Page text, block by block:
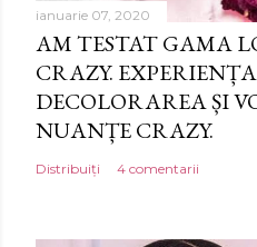
m
e
n
t
a
r
ianuarie 07, 2020
AM TESTAT GAMA
CRAZY.
DECOLORAREA ȘI
NUANȚE CRAZY.
Distribuiți 4 comentarii